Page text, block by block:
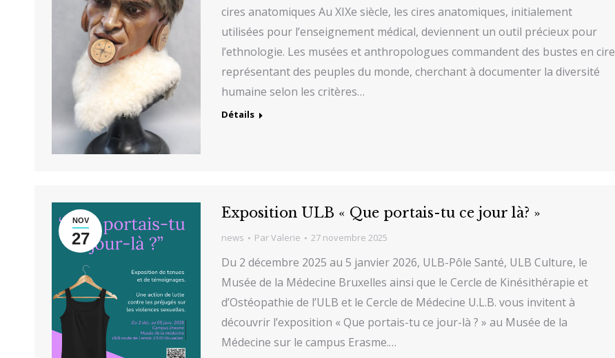
cires anatomiques Au XIXe siècle, les cires anatomiques, initialement
utilisées pour l’enseignement médical, deviennent un outil précieux pour
l’ethnologie. Les musées et anthropologues commandent des bustes en cire
représentant des peuples du monde, cherchant à documenter la diversité
humaine selon les critères…
Détails
NOV
27
Exposition ULB « Que portais-tu ce jour là? »
news ParValerie 27 novembre 2025
Du 2 décembre 2025 au 5 janvier 2026, ULB-Pôle Santé, ULB Culture, le
Musée de la Médecine Bruxelles ainsi que le Cercle de Kinésithérapie et
d’Ostéopathie de l’ULB et le Cercle de Médecine U.L.B. vous invitent à
découvrir l’exposition « Que portais-tu ce jour-là ? » au Musée de la
Médecine sur le campus Erasme.…